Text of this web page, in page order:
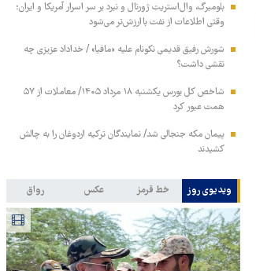
بلومبرگ، وال‌استریت ژورنال و نبرد بر سر اسرار آمریکا و ایران؛
وقتی اطلاعات از نفت باارزش‌تر می‌شود
شورش رفیق قدیمی نکونام علیه «مافیا» / خداداد عزیزی چه
نقشی داشت؟
شاخص کل بورس یکشنبه ۱۸ مرداد ۱۴۰۵/ معاملات از ۵۷
همت عبور کرد
پیمان مکه جنجالی شد/ نمایندگان ترکیه اردوغان را به چالش
کشیدند
ویدیوی روز خط قرمز عکس رواق